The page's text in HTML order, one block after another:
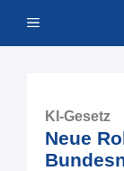
Inhalt Menü
KI-Gesetz
Neue